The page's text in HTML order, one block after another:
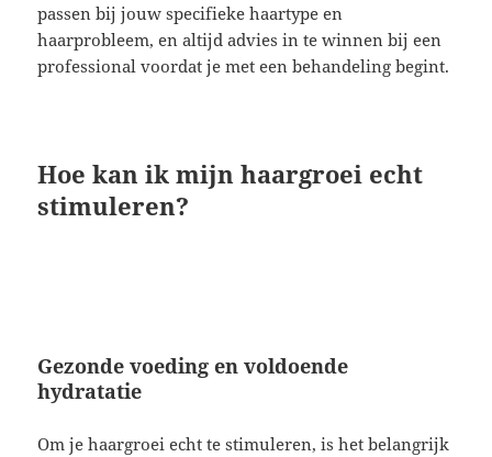
passen bij jouw specifieke haartype en
haarprobleem, en altijd advies in te winnen bij een
professional voordat je met een behandeling begint.
Hoe kan ik mijn haargroei echt
stimuleren?
Gezonde voeding en voldoende
hydratatie
Om je haargroei echt te stimuleren, is het belangrijk